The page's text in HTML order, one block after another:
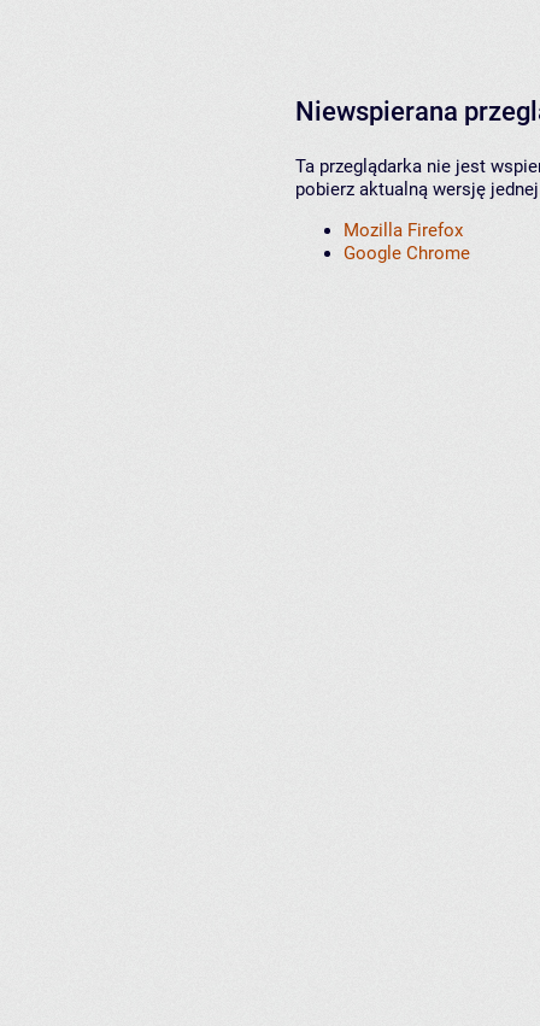
Niewspierana
Ta przeglądarka nie jest
pobierz aktualną wersję
Mozilla Firefox
Google Chrome